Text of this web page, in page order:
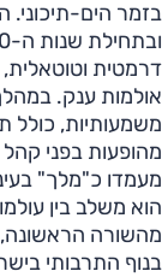
דרמטית וטוטאלית,
אולמות ענק.
משמעותיות, כולל
מהופעות בפני קהל
מעמדו כ"מלך"
הוא משלב בין
מהשורה הראשונה,
בנוף התרבותי